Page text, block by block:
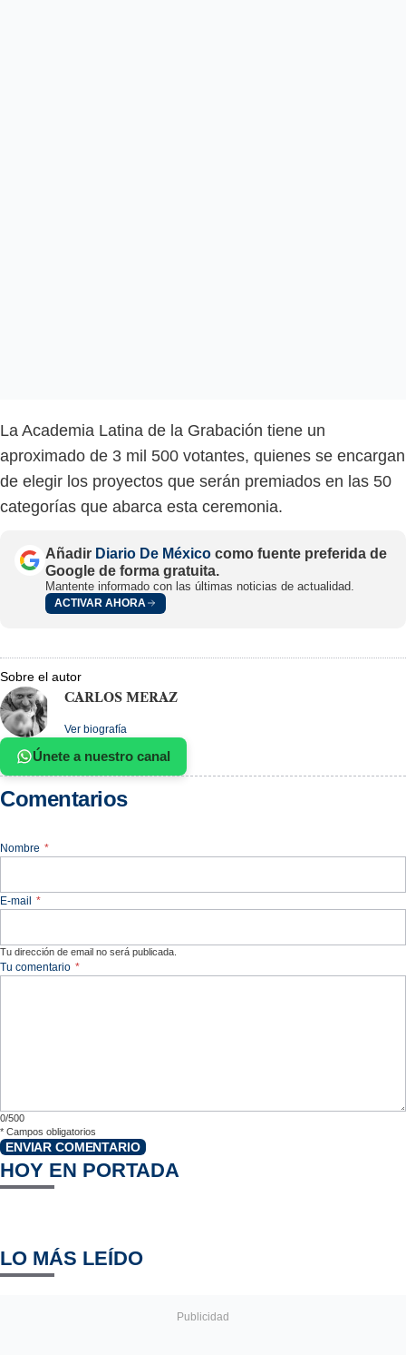
La Academia Latina de la Grabación tiene un
aproximado de 3 mil 500 votantes, quienes se encargan
de elegir los proyectos que serán premiados en las 50
categorías que abarca esta ceremonia.
Añadir Diario De México como fuente preferida de
Google de forma gratuita.
Mantente informado con las últimas noticias de actualidad.
ACTIVAR AHORA
Sobre el autor
CARLOS MERAZ
Ver biografía
Únete a nuestro canal
Comentarios
Nombre *
E-mail *
Tu dirección de email no será publicada.
Tu comentario *
0/500
* Campos obligatorios
ENVIAR COMENTARIO
HOY EN PORTADA
LO MÁS LEÍDO